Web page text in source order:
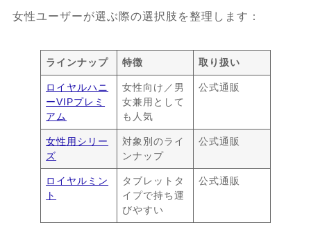
女性ユーザーが選ぶ際の選択肢を整理します：
ラインナップ 特徴 取り扱い
ロイヤルハニ
ーVIPプレミ
アム
女性向け／男
女兼用として
も人気
公式通販
女性用シリー
ズ
対象別のライ
ンナップ
公式通販
ロイヤルミン
ト
タブレットタ
イプで持ち運
びやすい
公式通販